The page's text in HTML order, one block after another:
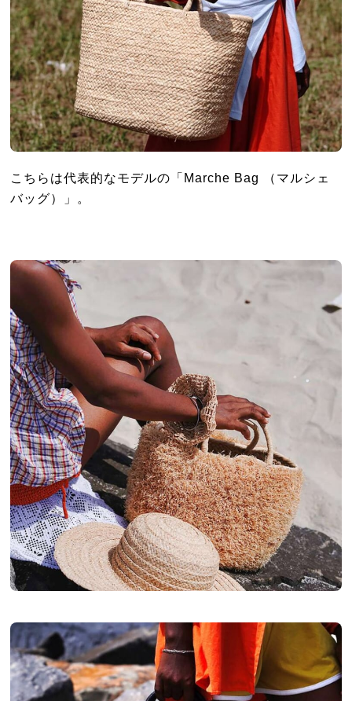
こちらは代表的なモデルの「Marche Bag （マルシェ
バッグ）」。